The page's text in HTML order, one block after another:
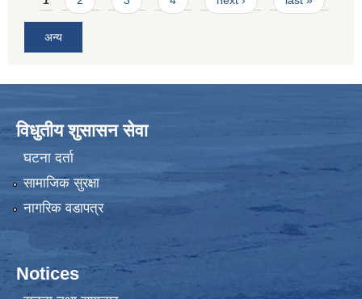
अन्य
विधुतीय शुसासन सेवा
घटना दर्ता
सामाजिक सुरक्षा
नागरिक वडापत्र
Notices